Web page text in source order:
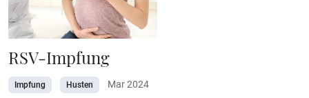
RSV-Impfung
Impfung Husten Mar 2024